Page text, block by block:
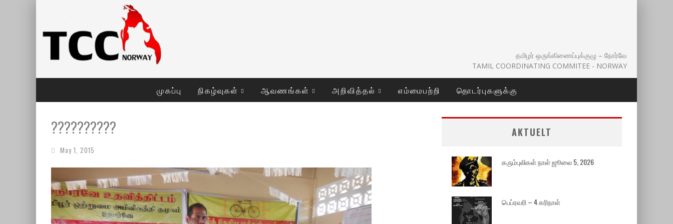
தமிழர் ஒருங்கிணைப்புக்குழு – நோர்வே
TAMIL COORDINATING COMMITEE - NORWAY
முகப்பு நிகழ்வுகள் ஆவணங்கள் அறிவித்தல் எம்மைபற்றி தொடர்புகளுக்கு
??????????
May 1, 2015
AKTUELT
கரும்புலிகள் நாள் ஜூலை 5, 2026
பெப்ரவரி – 4 கரிநாள்